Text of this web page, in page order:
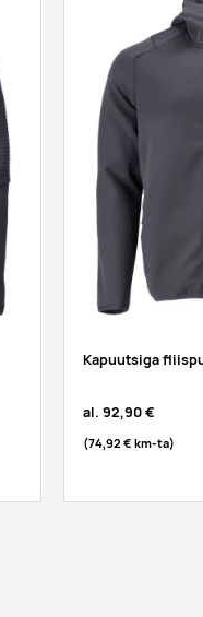
Kapuutsiga
al. 92,90 €
(74,92 € km-ta)